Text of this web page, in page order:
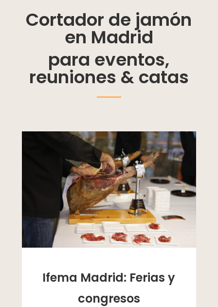
Cortador de jamón
en Madrid
para eventos,
reuniones & catas
Ifema Madrid: Ferias y
congresos